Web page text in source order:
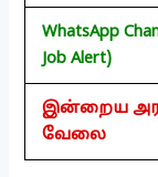
WhatsApp
Job Alert)
இன்றைய
வேலை